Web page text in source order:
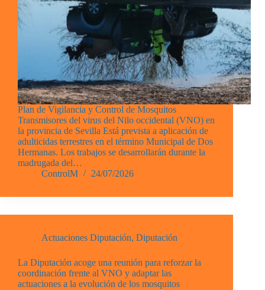
Plan de Vigilancia y Control de Mosquitos
Transmisores del virus del Nilo occidental (VNO) en
la provincia de Sevilla Está prevista a aplicación de
adulticidas terrestres en el término Municipal de Dos
Hermanas. Los trabajos se desarrollarán durante la
madrugada del…
ControlM
24/07/2026
Actuaciones Diputación, Diputación
La Diputación acoge una reunión para reforzar la
coordinación frente al VNO y adaptar las
actuaciones a la evolución de los mosquitos